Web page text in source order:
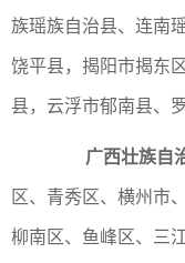
族瑶族自治县、连南
饶平县，揭阳市揭东
县，云浮市郁南县、
广西壮族自
区、青秀区、横州市
柳南区、鱼峰区、三